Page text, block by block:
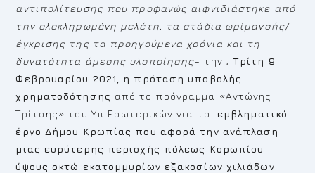
αντιπολίτευσης που προφανώς αιφνιδιάστηκε από
την ολοκληρωμένη μελέτη, τα στάδια ωρίμανσής/
έγκρισης της τα προηγούμενα χρόνια και τη
δυνατότητα άμεσης υλοποίησης– την ,Τρίτη 9
Φεβρουαρίου 2021,
η πρόταση υποβολής
χρηματοδότησης από το πρόγραμμα «Αντώνης
Τρίτσης» του Υπ.Εσωτερικών για το
εμβληματικό
έργο Δήμου Κρωπίας που αφορά την ανάπλαση
μιας ευρύτερης περιοχής πόλεως Κορωπίου
ύψους οκτώ εκατομμυρίων εξακοσίων χιλιάδων